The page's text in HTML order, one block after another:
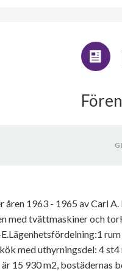
åren 1963 - 1965 av Carl
med tvättmaskiner och
med uthyrningsdel: 4
15 930 m2, bostädernas